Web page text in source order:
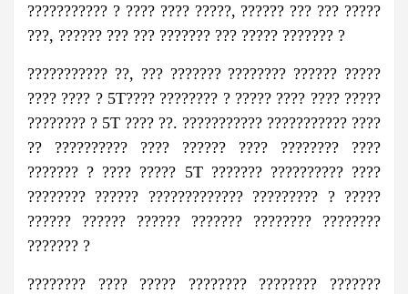
??????????? ? ???? ???? ?????, ?????? ??? ??? ?????
???, ?????? ??? ??? ??????? ??? ????? ??????? ?
??????????? ??, ??? ??????? ???????? ?????? ?????
???? ???? ? 5T???? ???????? ? ????? ???? ???? ?????
???????? ? 5T ???? ??. ??????????? ??????????? ????
?? ?????????? ???? ?????? ???? ???????? ????
??????? ? ???? ????? 5T ??????? ?????????? ????
???????? ?????? ????????????? ????????? ? ?????
?????? ?????? ?????? ??????? ???????? ????????
??????? ?
???????? ???? ????? ???????? ???????? ???????